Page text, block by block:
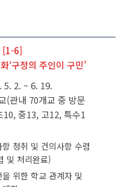
[1-6]
‘구정의 주인이 구민’
5. 2. ~ 6. 19.
(관내 70개교 중 방문
10, 중13, 고12, 특수1
청취 및 건의사항 수렴
및 처리완료)
위한 학교 관계자 및